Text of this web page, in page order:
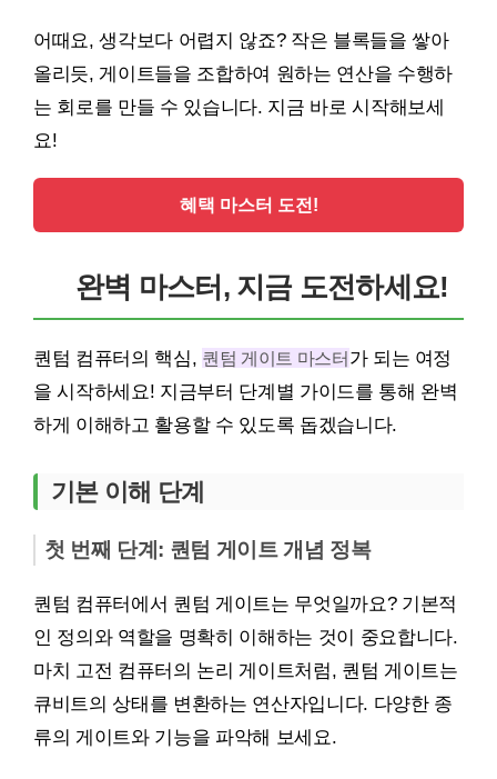
어때요, 생각보다 어렵지 않죠? 작은 블록들을 쌓아
올리듯, 게이트들을 조합하여 원하는 연산을 수행하
는 회로를 만들 수 있습니다. 지금 바로 시작해보세
요!
혜택 마스터 도전!
완벽 마스터, 지금 도전하세요!
퀀텀 컴퓨터의 핵심, 퀀텀 게이트 마스터가 되는 여정
을 시작하세요! 지금부터 단계별 가이드를 통해 완벽
하게 이해하고 활용할 수 있도록 돕겠습니다.
기본 이해 단계
첫 번째 단계: 퀀텀 게이트 개념 정복
퀀텀 컴퓨터에서 퀀텀 게이트는 무엇일까요? 기본적
인 정의와 역할을 명확히 이해하는 것이 중요합니다.
마치 고전 컴퓨터의 논리 게이트처럼, 퀀텀 게이트는
큐비트의 상태를 변환하는 연산자입니다. 다양한 종
류의 게이트와 기능을 파악해 보세요.